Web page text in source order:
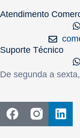
Atendimento
Suporte Técnico
De segunda a